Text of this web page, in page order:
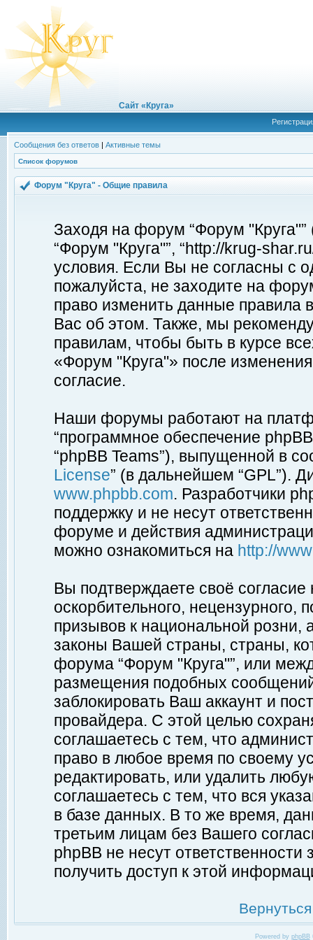
Сайт «Круга»
Сообщения без ответов | Активные темы
Список форумов
Форум "Круга" - Общие правила
Заходя на форум “Форум
“Форум "Круга"”, “http://krug-
условия. Если Вы не согласны с
пожалуйста, не заходите на
право изменить данные правила
Вас об этом. Также, мы
правилам, чтобы быть в курсе
«Форум "Круга"» после
согласие.
Наши форумы работают на
“программное обеспечение
“phpBB Teams”), выпущенной в
License” (в дальнейшем “GPL”).
www.phpbb.com. Разработчики
поддержку и не несут
форуме и действия
можно ознакомиться на http://
Вы подтверждаете своё
оскорбительного, нецензурного,
призывов к национальной
законы Вашей страны, страны,
форума “Форум "Круга"”, или
размещения подобных
заблокировать Ваш аккаунт и
провайдера. С этой целью
соглашаетесь с тем, что
право в любое время по своему
редактировать, или удалить
соглашаетесь с тем, что вся
в базе данных. В то же время,
третьим лицам без Вашего
phpBB не несут ответственности
получить доступ к этой
Powered by phpBB